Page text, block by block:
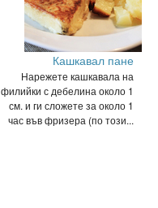
Кашкавал пане
Нарежете кашкавала на
филийки с дебелина около 1
см. и ги сложете за около 1
час във фризера (по този...